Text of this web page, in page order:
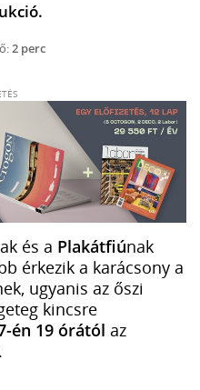
2 perc
és a Plakátfiúnak
érkezik a karácsony a
ugyanis az őszi
kincsre
én 19 órától az